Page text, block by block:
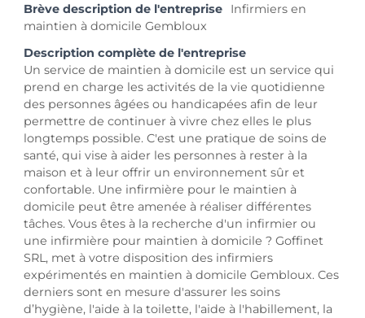
Brève description de l'entreprise
Infirmiers en
maintien à domicile Gembloux
Description complète de l'entreprise
Un service de maintien à domicile est un service qui
prend en charge les activités de la vie quotidienne
des personnes âgées ou handicapées afin de leur
permettre de continuer à vivre chez elles le plus
longtemps possible. C'est une pratique de soins de
santé, qui vise à aider les personnes à rester à la
maison et à leur offrir un environnement sûr et
confortable. Une infirmière pour le maintien à
domicile peut être amenée à réaliser différentes
tâches. Vous êtes à la recherche d'un infirmier ou
une infirmière pour maintien à domicile ? Goffinet
SRL, met à votre disposition des infirmiers
expérimentés en maintien à domicile Gembloux. Ces
derniers sont en mesure d'assurer les soins
d’hygiène, l'aide à la toilette, l'aide à l'habillement, la